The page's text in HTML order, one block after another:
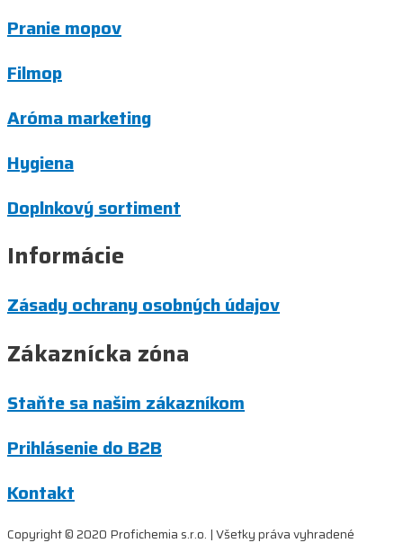
Pranie mopov
Filmop
Aróma marketing
Hygiena
Doplnkový sortiment
Informácie
Zásady ochrany osobných údajov
Zákaznícka zóna
Staňte sa našim zákazníkom
Prihlásenie do B2B
Kontakt
Copyright © 2020 Profichemia s.r.o. | Všetky práva vyhradené